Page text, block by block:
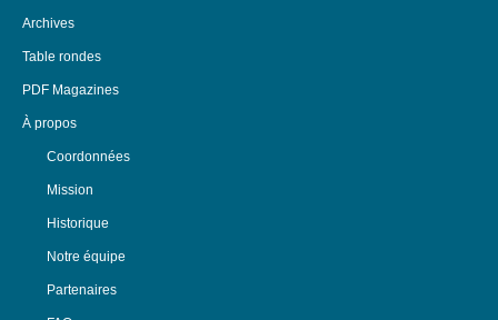
Archives
Table rondes
PDF Magazines
À propos
Coordonnées
Mission
Historique
Notre équipe
Partenaires